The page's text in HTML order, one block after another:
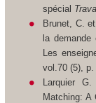
spécial
Brunet, C.
la
Les
vol.70 (5), p.
Larquier
Matching: A